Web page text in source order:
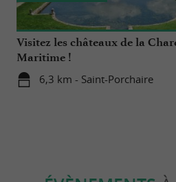
Visitez les châteaux de la
Maritime !
6,3 km - Saint-Porchaire